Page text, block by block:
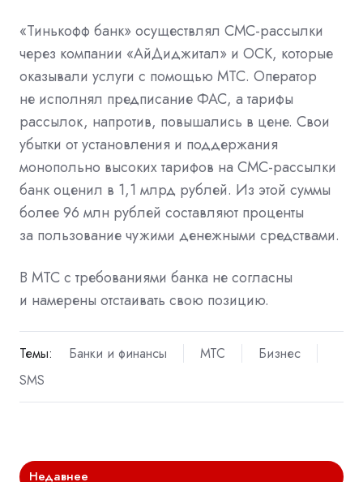
«Тинькофф банк» осуществлял СМС-рассылки
через компании «АйДиджитал» и ОСК, которые
оказывали услуги с помощью МТС. Оператор
не исполнял предписание ФАС, а тарифы
рассылок, напротив, повышались в цене. Свои
убытки от установления и поддержания
монопольно высоких тарифов на СМС-рассылки
банк оценил в 1,1 млрд рублей. Из этой суммы
более 96 млн рублей составляют проценты
за пользование чужими денежными средствами.
В МТС с требованиями банка не согласны
и намерены отстаивать свою позицию.
Темы: Банки и финансы МТС
Бизнес
SMS
Недавнее